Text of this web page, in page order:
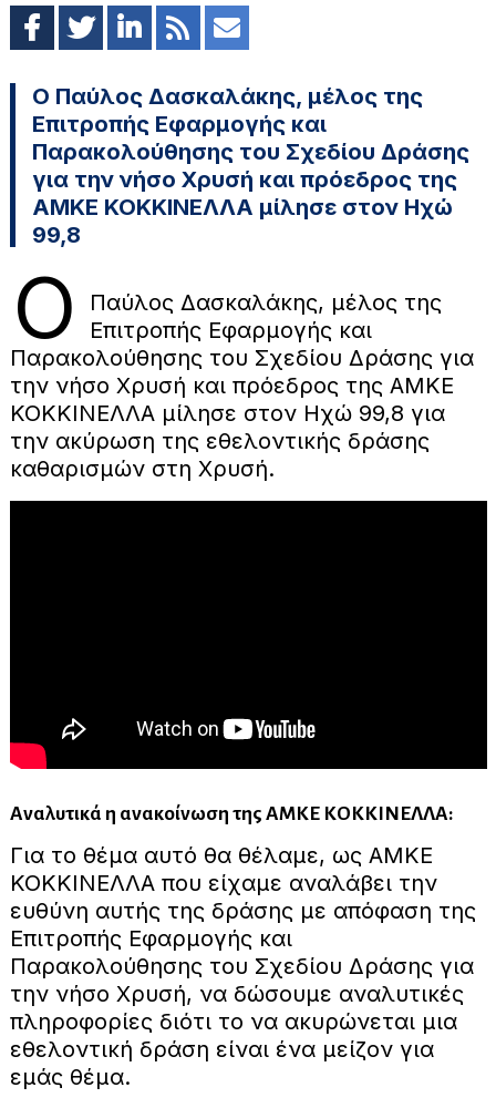
Ο Παύλος Δασκαλάκης, μέλος της
Επιτροπής Εφαρμογής και
Παρακολούθησης του Σχεδίου Δράσης
για την νήσο Χρυσή και πρόεδρος της
ΑΜΚΕ ΚΟΚΚΙΝΕΛΛΑ μίλησε στον Ηχώ
99,8
Ο
Παύλος Δασκαλάκης, μέλος της
Επιτροπής Εφαρμογής και
Παρακολούθησης του Σχεδίου Δράσης για
την νήσο Χρυσή και πρόεδρος της ΑΜΚΕ
ΚΟΚΚΙΝΕΛΛΑ μίλησε στον Ηχώ 99,8 για
την ακύρωση της εθελοντικής δράσης
καθαρισμών στη Χρυσή.
Αναλυτικά η ανακοίνωση της ΑΜΚΕ ΚΟΚΚΙΝΕΛΛΑ:
Για το θέμα αυτό θα θέλαμε, ως ΑΜΚΕ
ΚΟΚΚΙΝΕΛΛΑ που είχαμε αναλάβει την
ευθύνη αυτής της δράσης με απόφαση της
Επιτροπής Εφαρμογής και
Παρακολούθησης του Σχεδίου Δράσης για
την νήσο Χρυσή, να δώσουμε αναλυτικές
πληροφορίες διότι το να ακυρώνεται μια
εθελοντική δράση είναι ένα μείζον για
εμάς θέμα.